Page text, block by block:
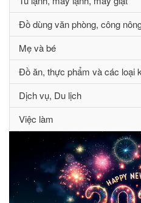
Đồ dùng văn phòng, công
Mẹ và bé
Đồ ăn, thực phẩm và các loại
Dịch vụ, Du lịch
Việc làm